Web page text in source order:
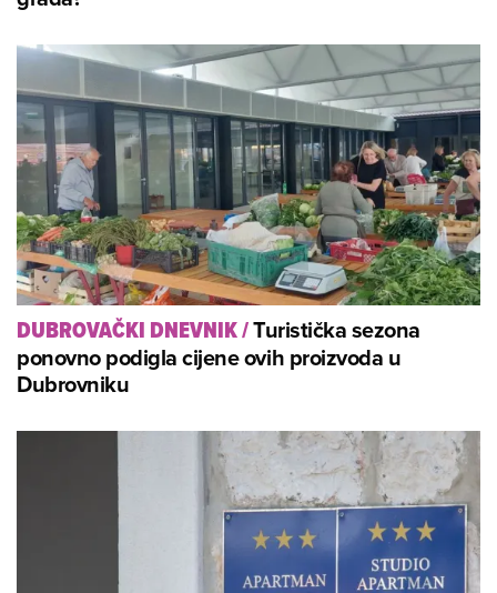
DUBROVAČKI DNEVNIK/Turistička sezona
ponovno podigla cijene ovih proizvoda u
Dubrovniku